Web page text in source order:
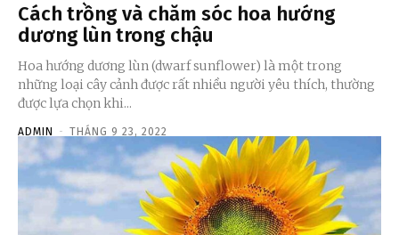
Cách trồng và chăm sóc hoa hướng
dương lùn trong chậu
Hoa hướng dương lùn (dwarf sunflower) là một trong
những loại cây cảnh được rất nhiều người yêu thích, thường
được lựa chọn khi...
ADMIN - THÁNG 9 23, 2022